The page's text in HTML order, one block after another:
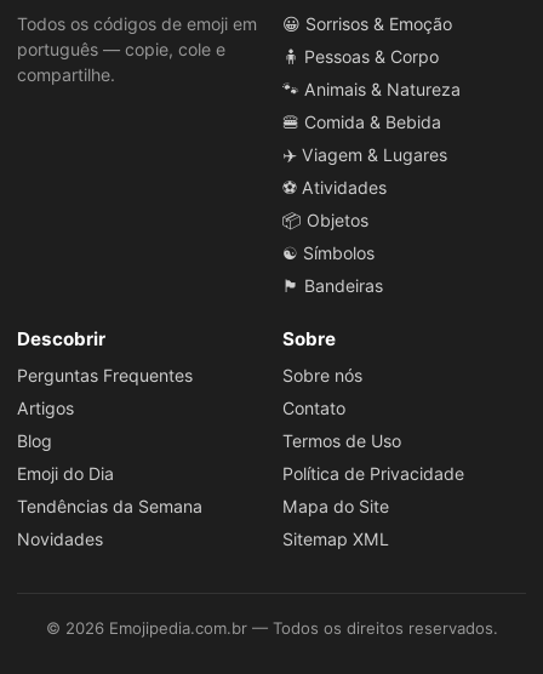
Todos os códigos de emoji em
português — copie, cole e
compartilhe.
😀 Sorrisos & Emoção
🧍 Pessoas & Corpo
🐾 Animais & Natureza
🍔 Comida & Bebida
✈️ Viagem & Lugares
⚽ Atividades
📦 Objetos
☯️ Símbolos
🏴 Bandeiras
Descobrir
Perguntas Frequentes
Artigos
Blog
Emoji do Dia
Tendências da Semana
Novidades
Sobre
Sobre nós
Contato
Termos de Uso
Política de Privacidade
Mapa do Site
Sitemap XML
© 2026 Emojipedia.com.br — Todos os direitos reservados.